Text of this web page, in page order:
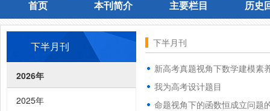
首页
首页
本刊简介
本刊简介
主要栏目 历史
下半月刊
2026年
2025年
下半月刊
新高考真题视角下数学建模素
我为高考设计题目
命题视角下的函数恒成立问题